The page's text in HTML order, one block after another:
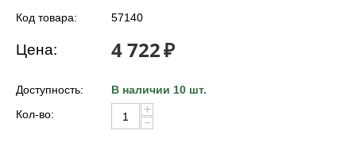
Код товара: 57140
Цена: 4 722₽
Доступность:
В наличии 10 шт.
Кол-во:
+
−